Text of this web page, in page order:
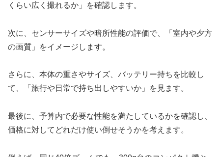
くらい広く撮れるか」を確認します。
次に、センサーサイズや暗所性能の評価で、「室内や夕方
の画質」をイメージします。
さらに、本体の重さやサイズ、バッテリー持ちを比較し
て、「旅行や日常で持ち出しやすいか」を見ます。
最後に、予算内で必要な性能を満たしているかを確認し、
価格に対してどれだけ使い倒せそうかを考えます。